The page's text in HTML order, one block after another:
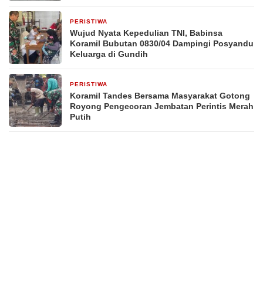
PERISTIWA
Wujud Nyata Kepedulian TNI, Babinsa
Koramil Bubutan 0830/04 Dampingi Posyandu
Keluarga di Gundih
PERISTIWA
Koramil Tandes Bersama Masyarakat Gotong
Royong Pengecoran Jembatan Perintis Merah
Putih